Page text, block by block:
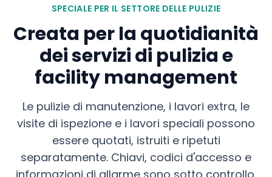
SPECIALE PER IL SETTORE DELLE PULIZIE
Creata per la quotidianità
dei servizi di pulizia e
facility management
Le pulizie di manutenzione, i lavori extra, le
visite di ispezione e i lavori speciali possono
essere quotati, istruiti e ripetuti
separatamente. Chiavi, codici d'accesso e